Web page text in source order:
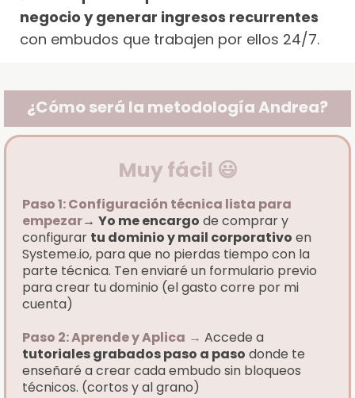
negocio y generar ingresos recurrentes
con embudos que trabajen por ellos 24/7.
¿Cómo será la metodología Andrea?
Muy fácil 😃
Paso 1: Configuración técnica lista para
empezar→ Yo me encargo de comprar y
configurar tu dominio y mail corporativo en
Systeme.io, para que no pierdas tiempo con la
parte técnica. Ten enviaré un formulario previo
para crear tu dominio (el gasto corre por mi
cuenta)
Paso 2: Aprende y Aplica → Accede a
tutoriales grabados paso a paso donde te
enseñaré a crear cada embudo sin bloqueos
técnicos. (cortos y al grano)